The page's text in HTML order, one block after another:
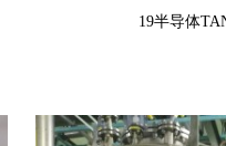
19半导体